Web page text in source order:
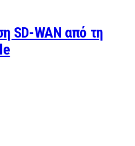
SD-WAN από τη